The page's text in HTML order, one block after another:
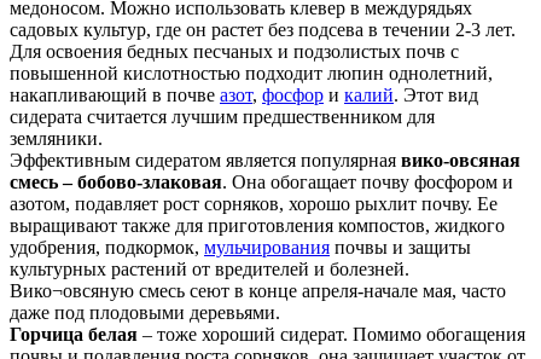
медоносом. Можно использовать клевер в междурядьях
садовых культур, где он растет без подсева в течении 2-3 лет.
Для освоения бедных песчаных и подзолистых почв с
повышенной кислотностью подходит люпин однолетний,
накапливающий в почве азот, фосфор и калий. Этот вид
сидерата считается лучшим предшественником для
земляники.
Эффективным сидератом является популярная вико-овсяная
смесь – бобово-злаковая. Она обогащает почву фосфором и
азотом, подавляет рост сорняков, хорошо рыхлит почву. Ее
выращивают также для приготовления компостов, жидкого
удобрения, подкормок, мульчирования почвы и защиты
культурных растений от вредителей и болезней.
Вико¬овсяную смесь сеют в конце апреля-начале мая, часто
даже под плодовыми деревьями.
Горчица белая – тоже хороший сидерат. Помимо обогащения